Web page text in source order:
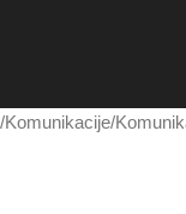
Komunikacije